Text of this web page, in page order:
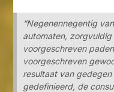
“Negenennegentig
automaten,
voorgeschreven
voorgeschreven
resultaat van
gedefinieerd, de